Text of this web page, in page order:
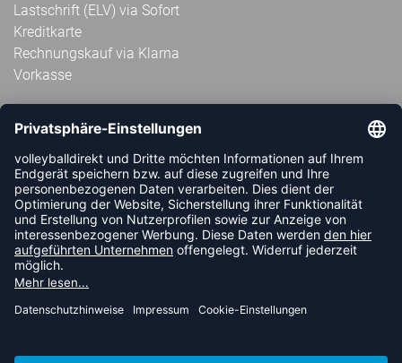
Lastschrift (ELV) via Sofort
Kreditkarte
Rechnungskauf via Klarna
Vorkasse
ABONNIERE JETZT DEN KOSTENLOSEN
VOLLEYBALLDIREKT-NEWSLETTER UND VERPASSE KEINE
NEUIGKEIT ODER AKTION MEHR.
JETZT ANMELDEN